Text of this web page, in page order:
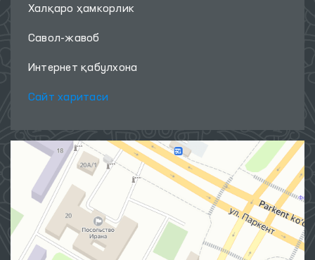
Халқаро ҳамкорлик
Савол-жавоб
Интернет қабулхона
Сайт харитаси